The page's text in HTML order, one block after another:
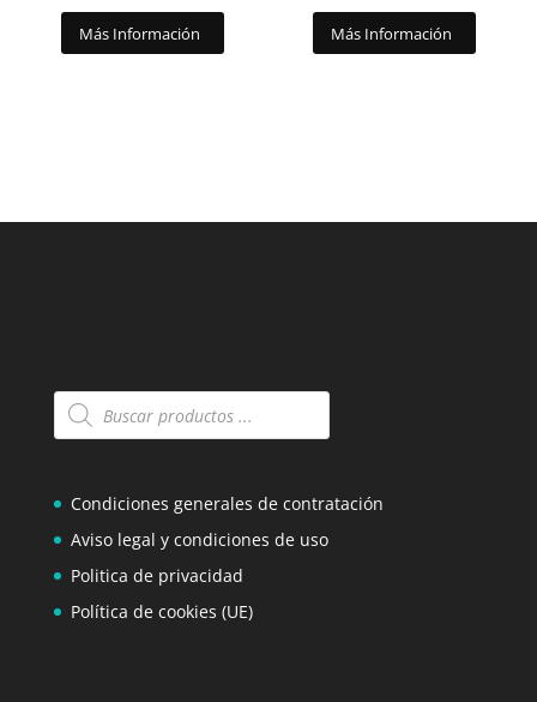
Más Información Más Información
Búsqueda
de
Condiciones generales de contratación
Aviso legal y condiciones de uso
Politica de privacidad
Política de cookies (UE)